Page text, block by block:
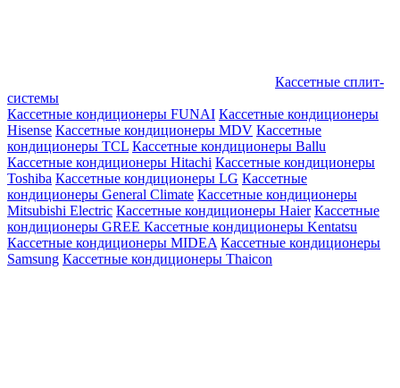
Кассетные сплит-
системы
Кассетные кондиционеры FUNAI Кассетные кондиционеры
Hisense Кассетные кондиционеры MDV Кассетные
кондиционеры TCL Кассетные кондиционеры Ballu
Кассетные кондиционеры Hitachi Кассетные кондиционеры
Toshiba Кассетные кондиционеры LG Кассетные
кондиционеры General Climate Кассетные кондиционеры
Mitsubishi Electric Кассетные кондиционеры Haier Кассетные
кондиционеры GREE Кассетные кондиционеры Kentatsu
Кассетные кондиционеры MIDEA Кассетные кондиционеры
Samsung Кассетные кондиционеры Thaicon